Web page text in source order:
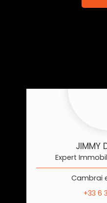
JIMMY
Expert
Cambrai
+33 6